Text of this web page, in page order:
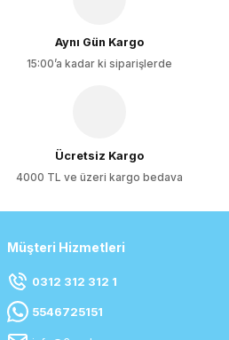
Aynı Gün Kargo
15:00’a kadar ki siparişlerde
Ücretsiz Kargo
4000 TL ve üzeri kargo bedava
Müşteri Hizmetleri
0312 312 312 1
5546725151